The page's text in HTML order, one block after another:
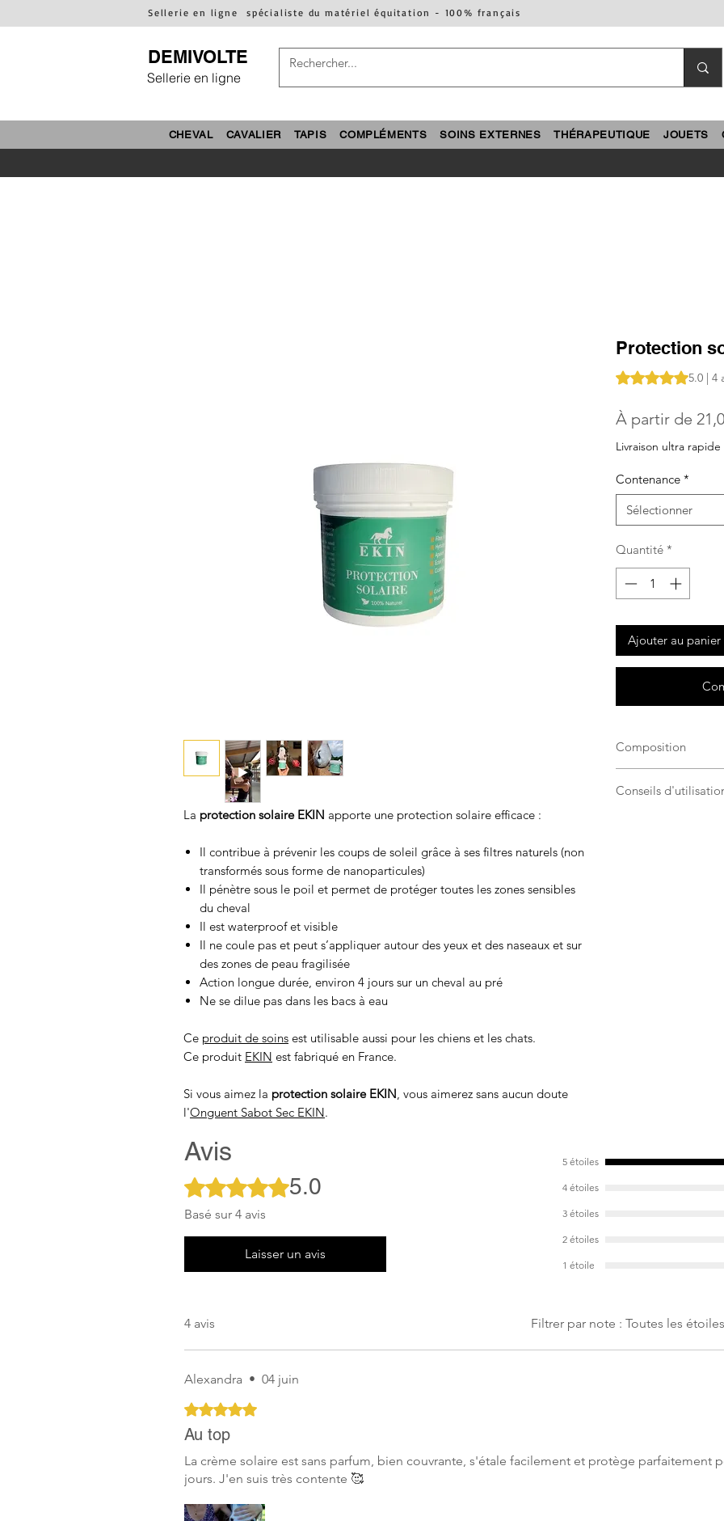
Sellerie en ligne spécialiste du matériel équitation - 100% français
DEMIVOLTE
Sellerie en ligne
CHEVAL CAVALIER TAPIS COMPLÉMENTS SOINS EXTERNES THÉRAPEUTIQUE JOUETS
La protection solaire EKIN apporte une protection solaire efficace :
Il contribue à prévenir les coups de soleil grâce à ses filtres naturels (non
transformés sous forme de nanoparticules)
Il pénètre sous le poil et permet de protéger toutes les zones sensibles
du cheval
Il est waterproof et visible
Il ne coule pas et peut s’appliquer autour des yeux et des naseaux et sur
des zones de peau fragilisée
Action longue durée, environ 4 jours sur un cheval au pré
Ne se dilue pas dans les bacs à eau
Ce produit de soins est utilisable aussi pour les chiens et les chats.
Ce produit EKIN est fabriqué en France.
Si vous aimez la protection solaire EKIN, vous aimerez sans aucun doute
l'Onguent Sabot Sec EKIN.
Protection
La note est de 5.0
5.0 | 4
À partir de
Livraison ultra rapide
Contenance *
Sélectionner
Quantité *
Ajouter au panier
Composition
Produit composé
Conseils
Avis
Noté 5 sur 5. 5.0
Basé sur 4 avis
Laisser un avis
5 étoiles
4 étoiles
3 étoiles
2 étoiles
1 étoile
4 avis Filtrer par note : Toutes les étoiles
Alexandra • 04 juin
Noté 5 sur 5.
Au top
La crème solaire est sans parfum, bien couvrante, s'étale facilement et protège parfaitement
jours. J'en suis très contente 🥰